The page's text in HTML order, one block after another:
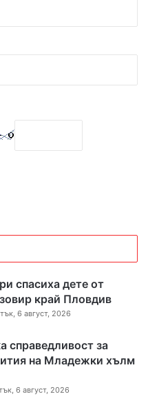
спасиха дете от
край Пловдив
6 август, 2026
справедливост за
на Младежки хълм
6 август, 2026